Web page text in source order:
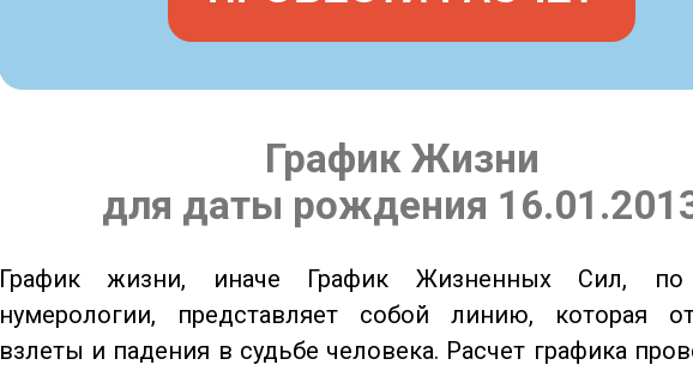
График Жизни
для даты рождения
График жизни, иначе График Жизненных Сил,
нумерологии, представляет собой линию, которая
взлеты и падения в судьбе человека. Расчет графика